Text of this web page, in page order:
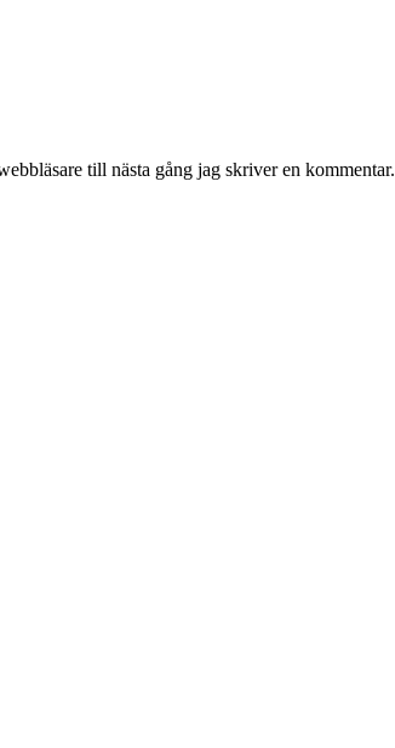
till nästa gång jag skriver en kommentar.